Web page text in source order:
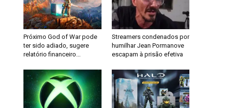
Próximo God of War pode
ter sido adiado, sugere
relatório financeiro...
Streamers condenados por
humilhar Jean Pormanove
escapam à prisão efetiva